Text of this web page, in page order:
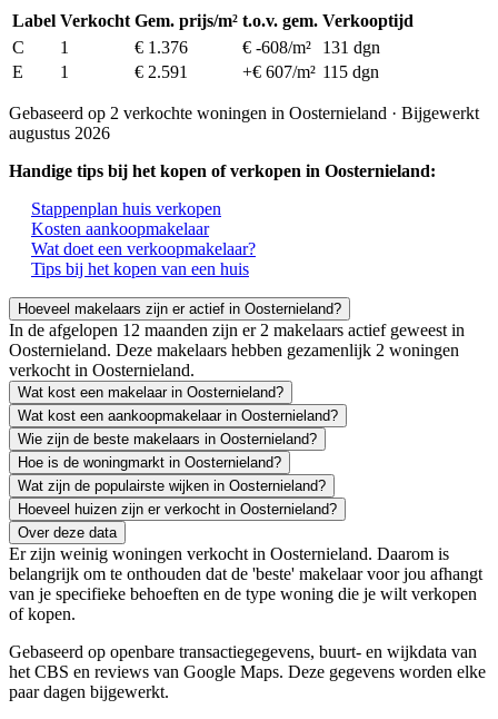
Label Verkocht Gem. prijs/m² t.o.v. gem. Verkooptijd
C
1 € 1.376 € -608/m²
131 dgn
E
1 € 2.591 +€ 607/m² 115 dgn
Gebaseerd op 2 verkochte woningen in Oosternieland · Bijgewerkt
augustus 2026
Handige tips bij het kopen of verkopen in Oosternieland:
Stappenplan huis verkopen
Kosten aankoopmakelaar
Wat doet een verkoopmakelaar?
Tips bij het kopen van een huis
Hoeveel makelaars zijn er actief in Oosternieland?
In de afgelopen 12 maanden zijn er 2 makelaars actief geweest in
Oosternieland. Deze makelaars hebben gezamenlijk 2 woningen
verkocht in Oosternieland.
Wat kost een makelaar in Oosternieland?
Wat kost een aankoopmakelaar in Oosternieland?
Wie zijn de beste makelaars in Oosternieland?
Hoe is de woningmarkt in Oosternieland?
Wat zijn de populairste wijken in Oosternieland?
Hoeveel huizen zijn er verkocht in Oosternieland?
Over deze data
Er zijn weinig woningen verkocht in Oosternieland. Daarom is
belangrijk om te onthouden dat de 'beste' makelaar voor jou afhangt
van je specifieke behoeften en de type woning die je wilt verkopen
of kopen.
Gebaseerd op openbare transactiegegevens, buurt- en wijkdata van
het CBS en reviews van Google Maps. Deze gegevens worden elke
paar dagen bijgewerkt.